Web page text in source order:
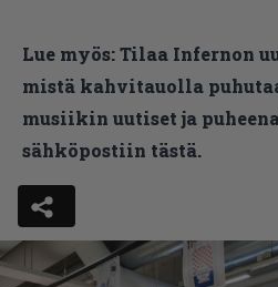
Lue myös:Tilaa Infernon
mistä kahvitauolla
musiikin uutiset ja
sähköpostiin tästä.